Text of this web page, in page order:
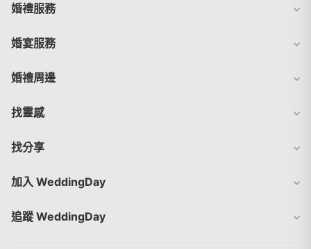
婚禮服務
婚宴服務
婚禮周邊
找靈感
找分享
加入 WeddingDay
追蹤 WeddingDay